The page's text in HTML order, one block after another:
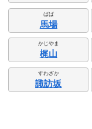
ばば
馬場
かじやま
梶山
すわざか
諏訪坂